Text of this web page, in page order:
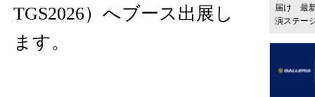
届け 最新
演ステー
TGS2026）へブース出展し
ます。